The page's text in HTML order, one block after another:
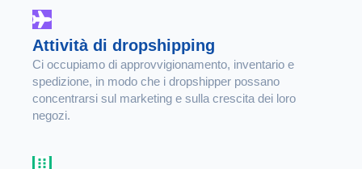
Attività di dropshipping
Ci occupiamo di approvvigionamento, inventario e
spedizione, in modo che i dropshipper possano
concentrarsi sul marketing e sulla crescita dei loro
negozi.